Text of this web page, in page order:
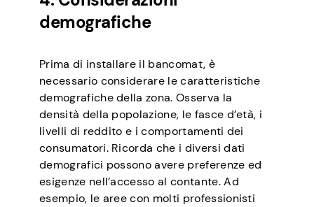
demografiche
Prima di installare il bancomat, è
necessario considerare le caratteristiche
demografiche della zona. Osserva la
densità della popolazione, le fasce d’età, i
livelli di reddito e i comportamenti dei
consumatori. Ricorda che i diversi dati
demografici possono avere preferenze ed
esigenze nell’accesso al contante. Ad
esempio, le aree con molti professionisti